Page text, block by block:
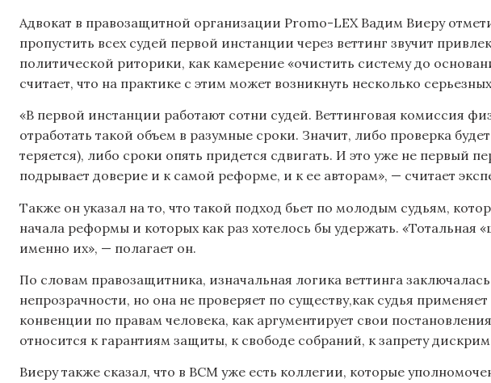
Адвокат в правозащитной организации Promo-LEX Вадим Виеру
пропустить всех судей первой инстанции через веттинг звучит
политической риторики, как камерение «очистить систему до
считает, что на практике с этим может возникнуть несколько
«В первой инстанции работают сотни судей. Веттинговая комиссия
отработать такой объем в разумные сроки. Значит, либо проверка
теряется), либо сроки опять придется сдвигать. И это уже не первый
подрывает доверие и к самой реформе, и к ее авторам», — считает
Также он указал на то, что такой подход бьет по молодым судьям,
начала реформы и которых как раз хотелось бы удержать. «Тотальная
именно их», — полагает он.
По словам правозащитника, изначальная логика веттинга
непрозрачности, но она не проверяет по существу,как судья
конвенции по правам человека, как аргументирует свои
относится к гарантиям защиты, к свободе собраний, к запрету
Виеру также сказал, что в ВСМ уже есть коллегии, которые